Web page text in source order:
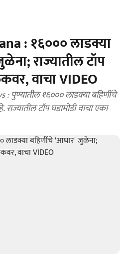
: १६००० लाडक्या
राज्यातील टॉप
वाचा VIDEO
१६००० लाडक्या बहिणींचे
टॉप घडामोडी वाचा एका